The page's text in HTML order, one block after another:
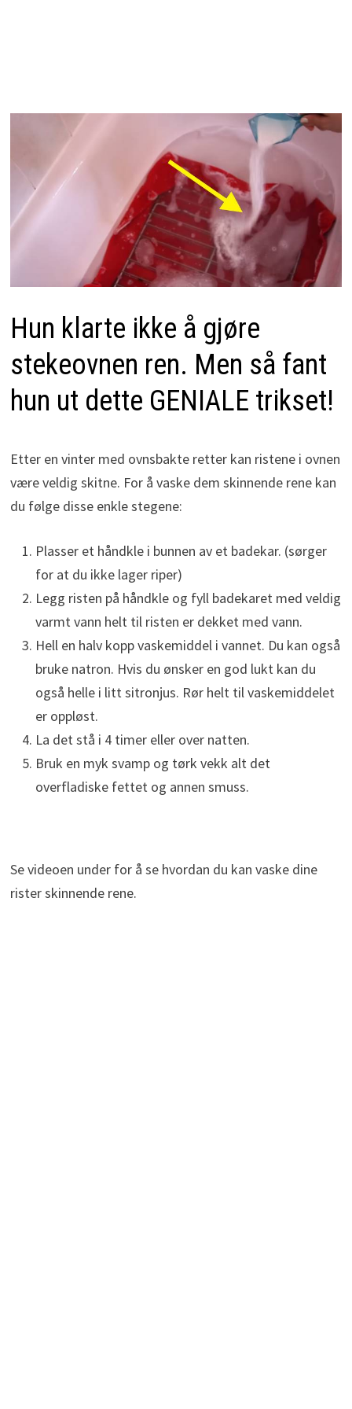
Hun klarte ikke å gjøre
stekeovnen ren. Men så fant
hun ut dette GENIALE trikset!
Etter en vinter med ovnsbakte retter kan ristene i ovnen
være veldig skitne. For å vaske dem skinnende rene kan
du følge disse enkle stegene:
Plasser et håndkle i bunnen av et badekar. (sørger
for at du ikke lager riper)
Legg risten på håndkle og fyll badekaret med veldig
varmt vann helt til risten er dekket med vann.
Hell en halv kopp vaskemiddel i vannet. Du kan også
bruke natron. Hvis du ønsker en god lukt kan du
også helle i litt sitronjus. Rør helt til vaskemiddelet
er oppløst.
La det stå i 4 timer eller over natten.
Bruk en myk svamp og tørk vekk alt det
overfladiske fettet og annen smuss.
Se videoen under for å se hvordan du kan vaske dine
rister skinnende rene.